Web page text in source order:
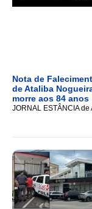
Nota de
de Ataliba
morre aos 84 anos
JORNAL ESTÂNCIA de